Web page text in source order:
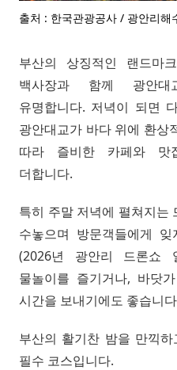
출처 : 한국관광공사 / 광안리해
부산의 상징적인 랜드마
백사장과 함께 광안대
유명합니다. 저녁이 되면
광안대교가 바다 위에 환상
따라 즐비한 카페와 맛
더합니다.
특히 주말 저녁에 펼쳐지는
수놓으며 방문객들에게
(2026년 광안리 드론쇼
물놀이를 즐기거나, 바닷
시간을 보내기에도 좋습니
부산의 활기찬 밤을 만끽
필수 코스입니다.